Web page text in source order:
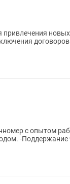
новых
опытом работы с